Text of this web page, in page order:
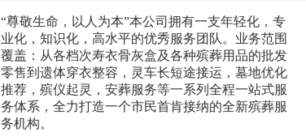
“尊敬生命，以人为本”本公司拥有一支年轻化，专
业化，知识化，高水平的优秀服务团队。业务范围
覆盖：从各档次寿衣骨灰盒及各种殡葬用品的批发
零售到遗体穿衣整容，灵车长短途接运，墓地优化
推荐，殡仪起灵，安葬服务等一系列全程一站式服
务体系，全力打造一个市民首肯接纳的全新殡葬服
务机构。